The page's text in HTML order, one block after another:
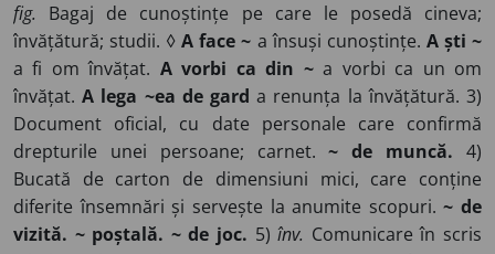
fig. Bagaj de cunoștințe pe care le posedă cineva;
învățătură; studii. ◊A face ~ a însuși cunoștințe. A ști ~
a fi om învățat. A vorbi ca din ~a vorbi ca un om
învățat.A lega ~ea de gard a renunța la învățătură. 3)
Document oficial, cu date personale care confirmă
drepturile unei persoane; carnet.~ de muncă. 4)
Bucată de carton de dimensiuni mici, care conține
diferite însemnări și servește la anumite scopuri.~ de
vizită. ~ poștală. ~ de joc. 5)înv. Comunicare în scris